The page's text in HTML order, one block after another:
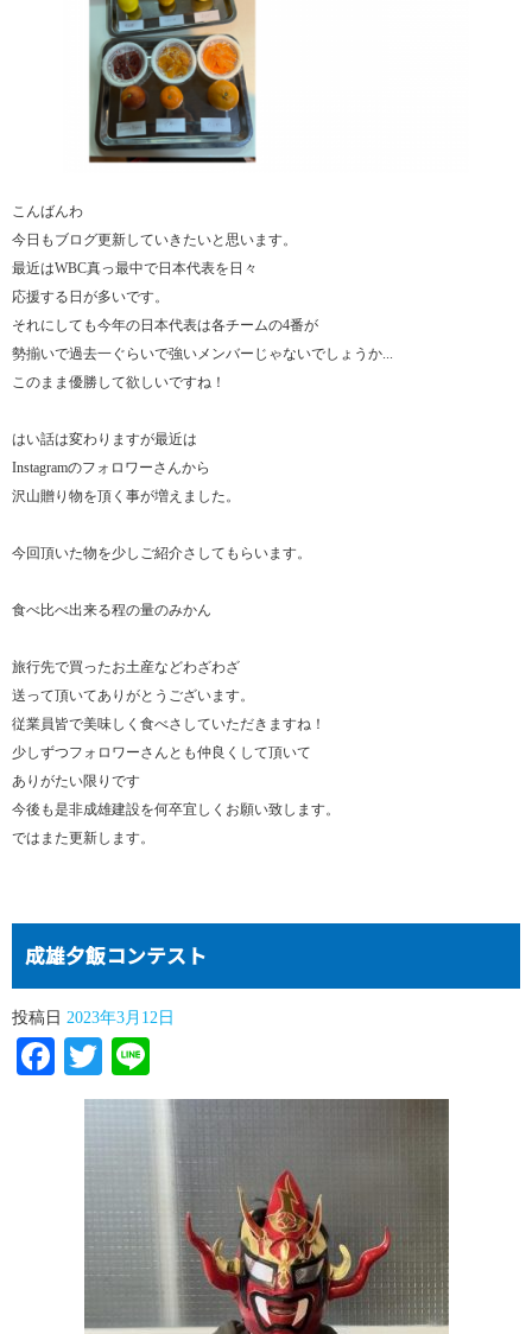
こんばんわ
今日もブログ更新していきたいと思います。
最近はWBC真っ最中で日本代表を日々
応援する日が多いです。
それにしても今年の日本代表は各チームの4番が
勢揃いで過去一ぐらいで強いメンバーじゃないでしょうか...
このまま優勝して欲しいですね！
はい話は変わりますが最近は
Instagramのフォロワーさんから
沢山贈り物を頂く事が増えました。
今回頂いた物を少しご紹介さしてもらいます。
食べ比べ出来る程の量のみかん
旅行先で買ったお土産などわざわざ
送って頂いてありがとうございます。
従業員皆で美味しく食べさしていただきますね！
少しずつフォロワーさんとも仲良くして頂いて
ありがたい限りです
今後も是非成雄建設を何卒宜しくお願い致します。
ではまた更新します。
成雄夕飯コンテスト
投稿日 2023年3月12日
Facebook
Twitter